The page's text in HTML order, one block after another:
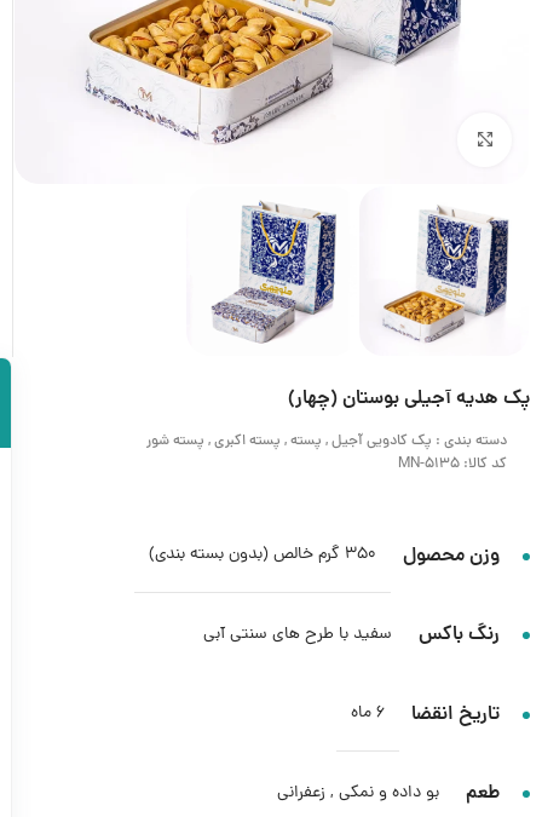
پک هدیه آجیلی بوستان (چهار)
دسته بندی : پک کادویی آجیل, پسته, پسته اکبری, پسته شور
کد کالا: MN-5135
وزن محصول 350 گرم خالص (بدون بسته بندی)
رنگ باکس سفید با طرح های سنتی آبی
تاریخ انقضا 6 ماه
طعم بو داده و نمکی , زعفرانی